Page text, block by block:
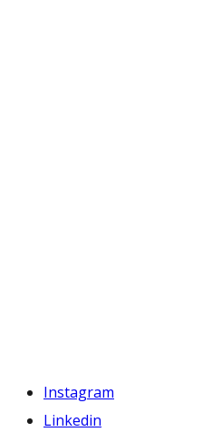
Instagram
Linkedin